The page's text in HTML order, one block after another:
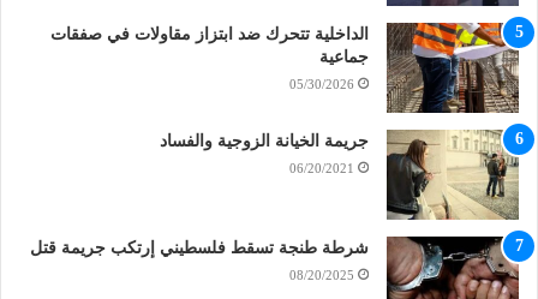
الداخلية تتحرك ضد ابتزاز مقاولات في صفقات
جماعية
05/30/2026
جريمة الخيانة الزوجية والفساد
06/20/2021
شرطة طنجة تسقط فلسطيني إرتكب جريمة قتل
08/20/2025